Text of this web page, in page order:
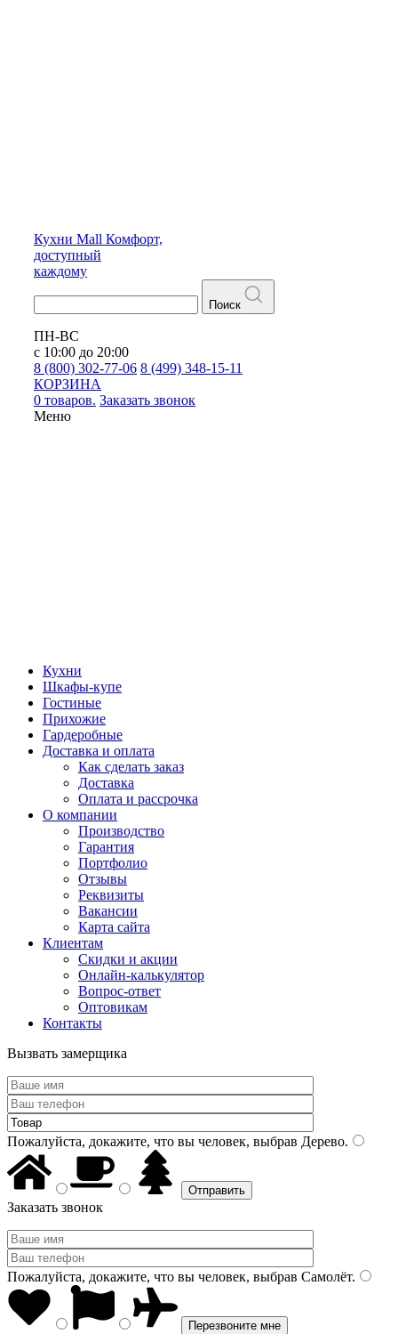
Кухни Mall Комфорт,
доступный
каждому
Поиск
ПН-ВС
с 10:00 до 20:00
8 (800) 302-77-06 8 (499) 348-15-11
КОРЗИНА
0 товаров. Заказать звонок
Меню
Кухни
Шкафы-купе
Гостиные
Прихожие
Гардеробные
Доставка и оплата
Как сделать заказ
Доставка
Оплата и рассрочка
О компании
Производство
Гарантия
Портфолио
Отзывы
Реквизиты
Вакансии
Карта сайта
Клиентам
Скидки и акции
Онлайн-калькулятор
Вопрос-ответ
Оптовикам
Контакты
Вызвать замерщика
Пожалуйста, докажите, что вы человек, выбрав Дерево.
Заказать звонок
Пожалуйста, докажите, что вы человек, выбрав Самолёт.